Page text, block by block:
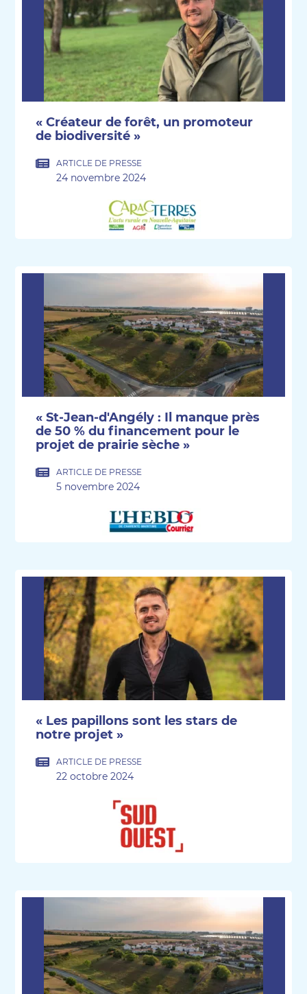
« Créateur de forêt, un promoteur
de biodiversité »
ARTICLE DE PRESSE
24 novembre 2024
« St-Jean-d'Angély : Il manque près
de 50 % du financement pour le
projet de prairie sèche »
ARTICLE DE PRESSE
5 novembre 2024
« Les papillons sont les stars de
notre projet »
ARTICLE DE PRESSE
22 octobre 2024